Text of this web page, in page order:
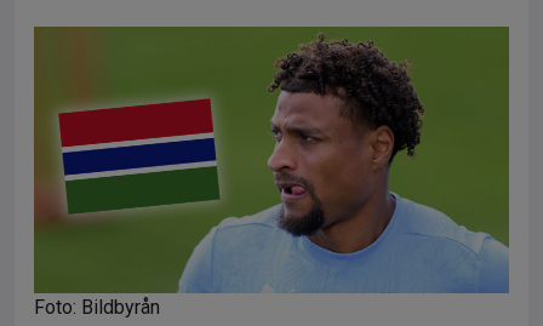
Foto: Bildbyrån